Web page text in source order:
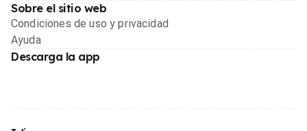
Sobre el sitio web
Condiciones de uso y privacidad
Ayuda
Descarga la app